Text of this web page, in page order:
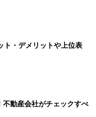
ト・デメリットや上位表
動産会社がチェックすべ